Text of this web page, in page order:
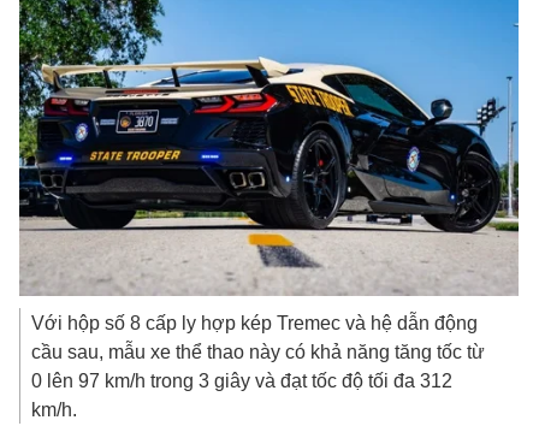
Với hộp số 8 cấp ly hợp kép Tremec và hệ dẫn động
cầu sau, mẫu xe thể thao này có khả năng tăng tốc từ
0 lên 97 km/h trong 3 giây và đạt tốc độ tối đa 312
km/h.